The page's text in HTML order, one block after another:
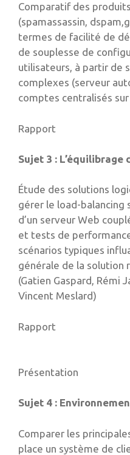
Comparatif des
(spamassassin,
termes de facilité de
de souplesse de
utilisateurs, à partir de
complexes (serveur
comptes centralisés
Rapport
Sujet 3 : L’équilibrage
Étude des solutions
gérer le load-balancing
d’un serveur Web
et tests de
scénarios typiques
générale de la solution
(Gatien Gaspard, Rémi
Vincent Meslard)
Rapport
Présentation
Sujet 4 :
Comparer les
place un système de